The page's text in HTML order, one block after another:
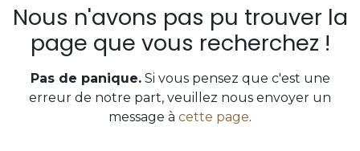
Erreur 404
Nous n'avons pas pu trouver la
page que vous recherchez !
Pas de panique.Si vous pensez que c'est une
erreur de notre part, veuillez nous envoyer un
message à cette page.